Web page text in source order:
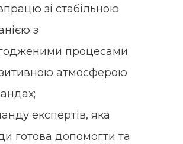
зі стабільною
з
процесами
атмосферою
експертів, яка
готова допомогти та